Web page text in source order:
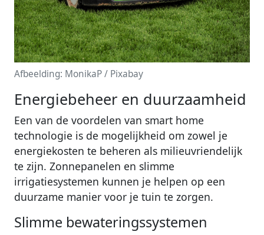
Afbeelding: MonikaP / Pixabay
Energiebeheer en duurzaamheid
Een van de voordelen van smart home
technologie is de mogelijkheid om zowel je
energiekosten te beheren als milieuvriendelijk
te zijn. Zonnepanelen en slimme
irrigatiesystemen kunnen je helpen op een
duurzame manier voor je tuin te zorgen.
Slimme bewateringssystemen